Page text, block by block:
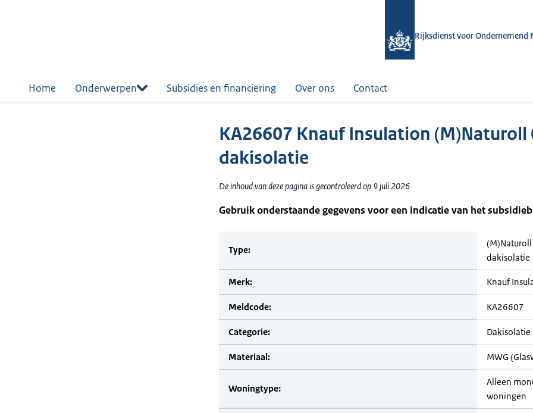
Rijksdienst voor Ondernemend
Home Onderwerpen Subsidies en financiering Over ons Contact
KA26607 Knauf Insulation (M)Naturoll
dakisolatie
De inhoud van deze pagina is gecontroleerd op 9 juli 2026
Gebruik onderstaande gegevens voor een indicatie van het
Type:
dakisolatie
Merk: Knauf
Meldcode: KA26607
Categorie: Dakisolatie
Materiaal: MWG
Woningtype:
Alleen
woningen